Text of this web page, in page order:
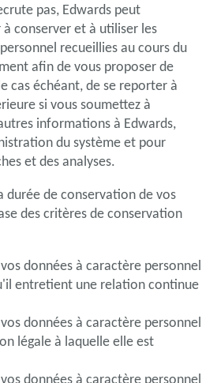
pas, Edwards peut
conserver et à utiliser les
recueillies au cours du
afin de vous proposer de
cas échéant, de se reporter à
si vous soumettez à
informations à Edwards,
du système et pour
et des analyses.
durée de conservation de vos
des critères de conservation
données à caractère personnel
entretient une relation continue
données à caractère personnel
légale à laquelle elle est
données à caractère personnel